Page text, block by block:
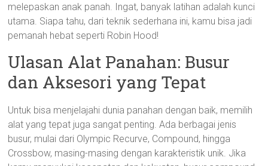
melepaskan anak panah. Ingat, banyak latihan adalah kunci
utama. Siapa tahu, dari teknik sederhana ini, kamu bisa jadi
pemanah hebat seperti Robin Hood!
Ulasan Alat Panahan: Busur
dan Aksesori yang Tepat
Untuk bisa menjelajahi dunia panahan dengan baik, memilih
alat yang tepat juga sangat penting. Ada berbagai jenis
busur, mulai dari Olympic Recurve, Compound, hingga
Crossbow, masing-masing dengan karakteristik unik. Jika